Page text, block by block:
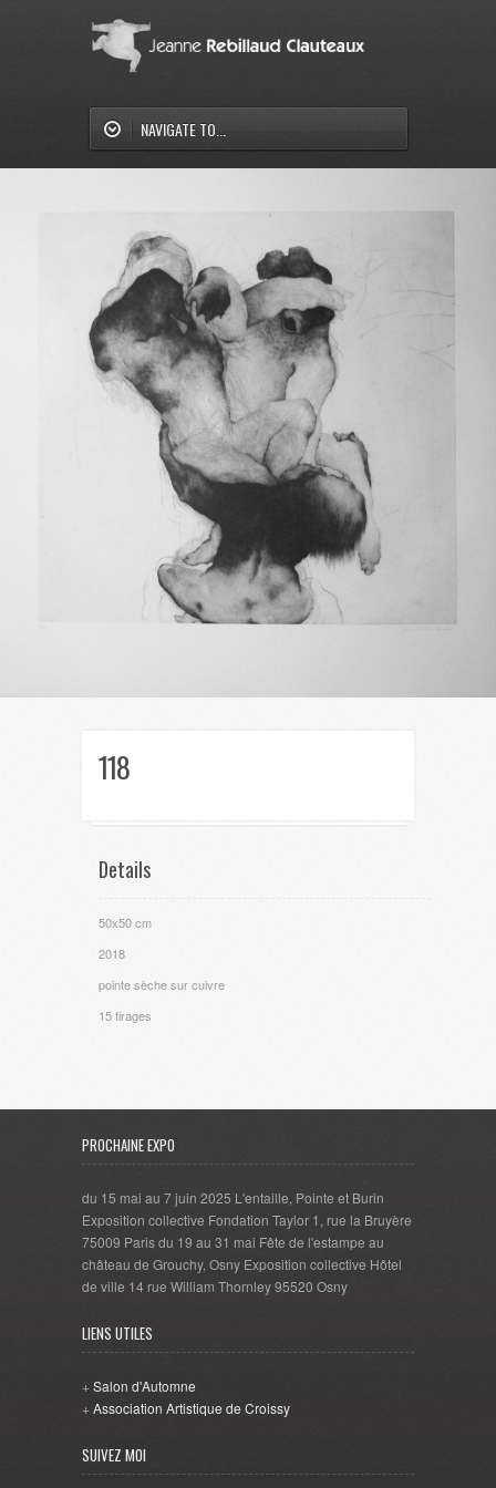
NAVIGATE TO...
118
Details
50x50 cm
2018
pointe sèche sur cuivre
15 tirages
PROCHAINE EXPO
du 15 mai au 7 juin 2025 L'entaille, Pointe et Burin
Exposition collective Fondation Taylor 1, rue la Bruyère
75009 Paris du 19 au 31 mai Fête de l'estampe au
château de Grouchy, Osny Exposition collective Hôtel
de ville 14 rue William Thornley 95520 Osny
LIENS UTILES
+ Salon d'Automne
+ Association Artistique de Croissy
SUIVEZ MOI